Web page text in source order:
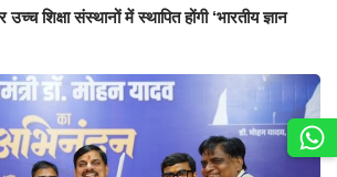
शिक्षा संस्थानों में स्थापित होंगी ‘भारतीय ज्ञान